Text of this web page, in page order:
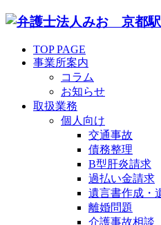
TOP PAGE
事業所案内
コラム
お知らせ
取扱業務
個人向け
交通事故
債務整理
B型肝炎請求
過払い金請求
遺言書作成・
離婚問題
介護事故相談